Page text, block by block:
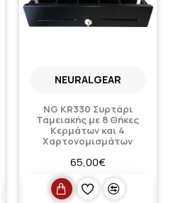
NEURALGEAR
NG KR330 Συρτάρι
Ταμειακής με 8 Θήκες
Κερμάτων και 4
Χαρτονομισμάτων
65,00€